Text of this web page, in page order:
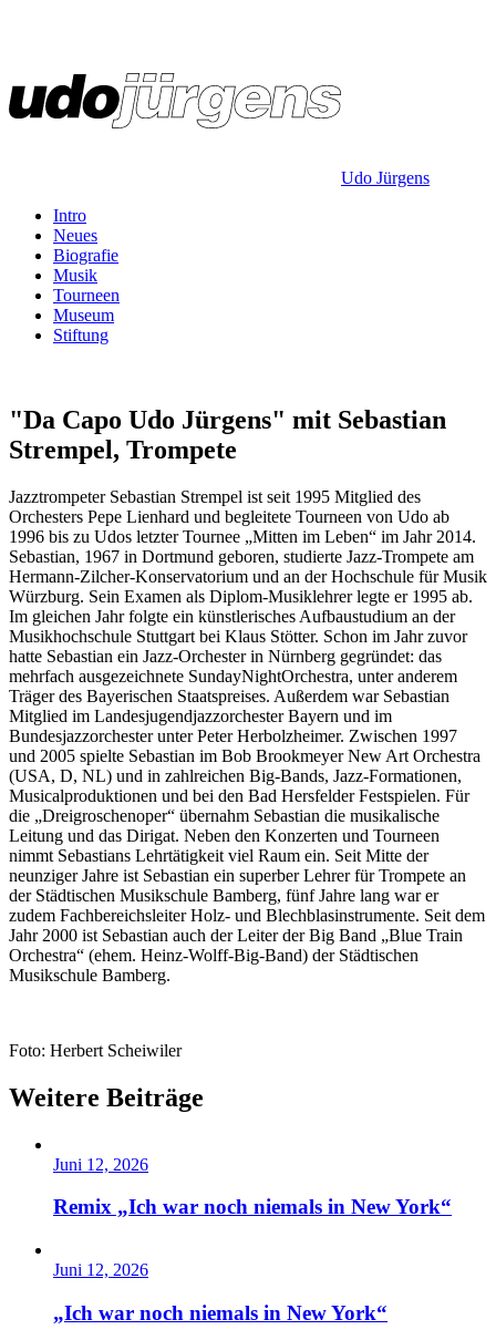
Udo Jürgens
Intro
Neues
Biografie
Musik
Tourneen
Museum
Stiftung
"Da Capo Udo Jürgens" mit Sebastian
Strempel, Trompete
Jazztrompeter Sebastian Strempel ist seit 1995 Mitglied des
Orchesters Pepe Lienhard und begleitete Tourneen von Udo ab
1996 bis zu Udos letzter Tournee „Mitten im Leben“ im Jahr 2014.
Sebastian, 1967 in Dortmund geboren, studierte Jazz-Trompete am
Hermann-Zilcher-Konservatorium und an der Hochschule für Musik
Würzburg. Sein Examen als Diplom-Musiklehrer legte er 1995 ab.
Im gleichen Jahr folgte ein künstlerisches Aufbaustudium an der
Musikhochschule Stuttgart bei Klaus Stötter. Schon im Jahr zuvor
hatte Sebastian ein Jazz-Orchester in Nürnberg gegründet: das
mehrfach ausgezeichnete SundayNightOrchestra, unter anderem
Träger des Bayerischen Staatspreises. Außerdem war Sebastian
Mitglied im Landesjugendjazzorchester Bayern und im
Bundesjazzorchester unter Peter Herbolzheimer. Zwischen 1997
und 2005 spielte Sebastian im Bob Brookmeyer New Art Orchestra
(USA, D, NL) und in zahlreichen Big-Bands, Jazz-Formationen,
Musicalproduktionen und bei den Bad Hersfelder Festspielen. Für
die „Dreigroschenoper“ übernahm Sebastian die musikalische
Leitung und das Dirigat. Neben den Konzerten und Tourneen
nimmt Sebastians Lehrtätigkeit viel Raum ein. Seit Mitte der
neunziger Jahre ist Sebastian ein superber Lehrer für Trompete an
der Städtischen Musikschule Bamberg, fünf Jahre lang war er
zudem Fachbereichsleiter Holz- und Blechblasinstrumente. Seit dem
Jahr 2000 ist Sebastian auch der Leiter der Big Band „Blue Train
Orchestra“ (ehem. Heinz-Wolff-Big-Band) der Städtischen
Musikschule Bamberg.
Foto: Herbert Scheiwiler
Weitere Beiträge
Juni 12, 2026
Remix „Ich war noch niemals in New York“
Juni 12, 2026
„Ich war noch niemals in New York“